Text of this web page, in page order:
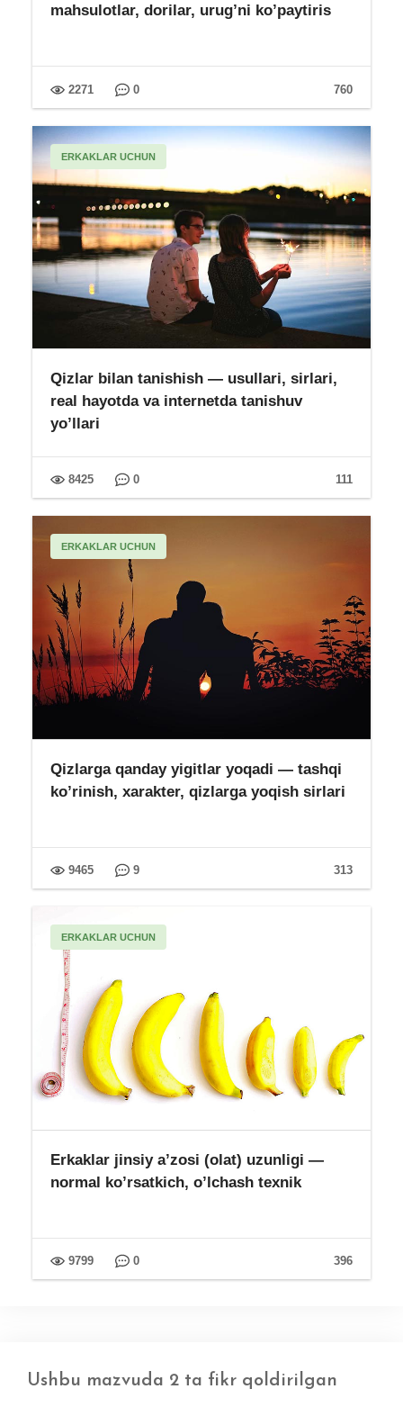
mahsulotlar, dorilar, urug’ni ko’paytiris
760
2271 0
ERKAKLAR UCHUN
Qizlar bilan tanishish — usullari, sirlari,
real hayotda va internetda tanishuv
yo’llari
111
8425 0
ERKAKLAR UCHUN
Qizlarga qanday yigitlar yoqadi — tashqi
ko’rinish, xarakter, qizlarga yoqish sirlari
313
9465 9
ERKAKLAR UCHUN
Erkaklar jinsiy a’zosi (olat) uzunligi —
normal ko’rsatkich, o’lchash texnik
396
9799 0
Ushbu mazvuda 2 ta fikr qoldirilgan